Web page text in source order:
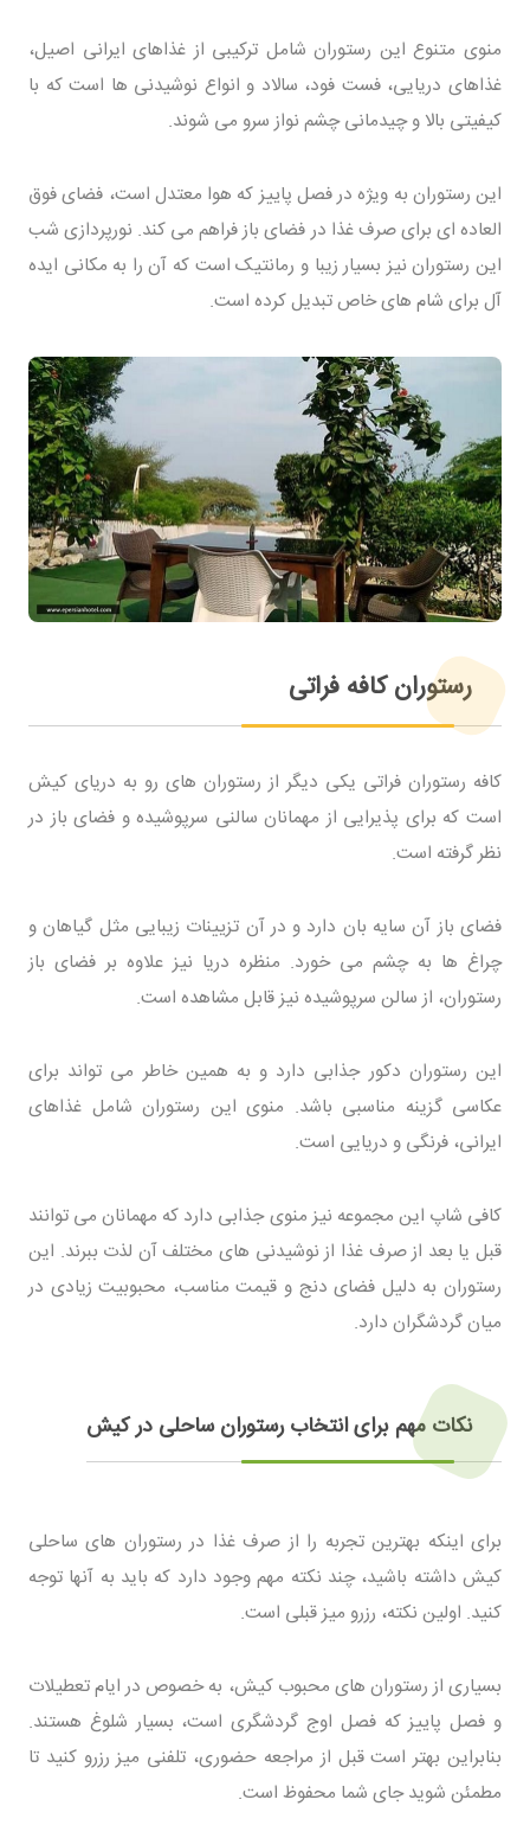
منوی متنوع این رستوران شامل ترکیبی از غذاهای ایرانی اصیل،
غذاهای دریایی، فست فود، سالاد و انواع نوشیدنی ها است که با
کیفیتی بالا و چیدمانی چشم نواز سرو می شوند.
این رستوران به ویژه در فصل پاییز که هوا معتدل است، فضای فوق
العاده ای برای صرف غذا در فضای باز فراهم می کند. نورپردازی شب
این رستوران نیز بسیار زیبا و رمانتیک است که آن را به مکانی ایده
آل برای شام های خاص تبدیل کرده است.
رستوران کافه فراتی
کافه رستوران فراتی یکی دیگر از رستوران های رو به دریای کیش
است که برای پذیرایی از مهمانان سالنی سرپوشیده و فضای باز در
نظر گرفته است.
فضای باز آن سایه بان دارد و در آن تزیینات زیبایی مثل گیاهان و
چراغ ها به چشم می خورد. منظره دریا نیز علاوه بر فضای باز
رستوران، از سالن سرپوشیده نیز قابل مشاهده است.
این رستوران دکور جذابی دارد و به همین خاطر می تواند برای
عکاسی گزینه مناسبی باشد. منوی این رستوران شامل غذاهای
ایرانی، فرنگی و دریایی است.
کافی شاپ این مجموعه نیز منوی جذابی دارد که مهمانان می توانند
قبل یا بعد از صرف غذا از نوشیدنی های مختلف آن لذت ببرند. این
رستوران به دلیل فضای دنج و قیمت مناسب، محبوبیت زیادی در
میان گردشگران دارد.
نکات مهم برای انتخاب رستوران ساحلی در کیش
برای اینکه بهترین تجربه را از صرف غذا در رستوران های ساحلی
کیش داشته باشید، چند نکته مهم وجود دارد که باید به آنها توجه
کنید. اولین نکته، رزرو میز قبلی است.
بسیاری از رستوران های محبوب کیش، به خصوص در ایام تعطیلات
و فصل پاییز که فصل اوج گردشگری است، بسیار شلوغ هستند.
بنابراین بهتر است قبل از مراجعه حضوری، تلفنی میز رزرو کنید تا
مطمئن شوید جای شما محفوظ است.